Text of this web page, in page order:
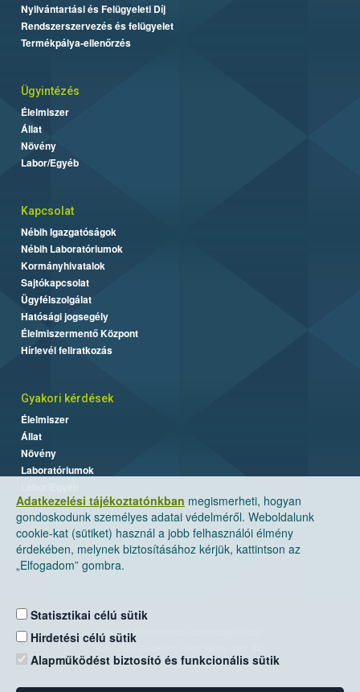
Adatkezelési tájékoztatónkban megismerheti, hogyan
gondoskodunk személyes adatai védelméről. Weboldalunk
cookie-kat (sütiket) használ a jobb felhasználói élmény
érdekében, melynek biztosításához kérjük, kattintson az
„Elfogadom” gombra.
Statisztikai célú sütik
Hirdetési célú sütik
Alapműködést biztosító és funkcionális sütik
Nyilvántartási és Felügyeleti Díj
Rendszerszervezés és felügyelet
Termékpálya-ellenőrzés
Ügyintézés
Élelmiszer
Állat
Növény
Labor/Egyéb
Kapcsolat
Nébih Igazgatóságok
Nébih Laboratóriumok
Kormányhivatalok
Sajtókapcsolat
Ügyfélszolgálat
Hatósági jogsegély
Élelmiszermentő Központ
Hírlevél feliratkozás
Gyakori kérdések
Élelmiszer
Állat
Növény
Laboratóriumok
Nemzeti Élelmiszerlánc-biztonsági Hivatal
Levelezési cím: 1525 Budapest. Pf. 30.